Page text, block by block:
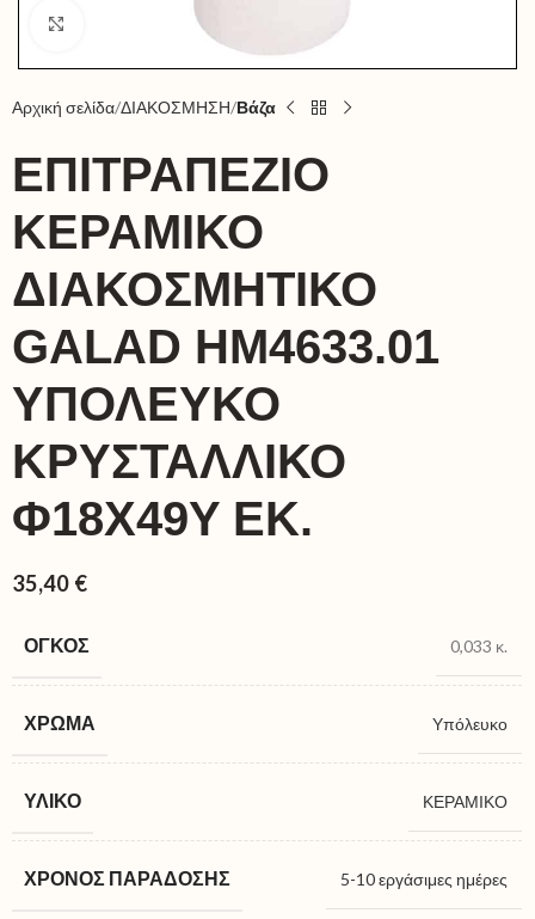
Click to enlarge
Αρχική σελίδα ΔΙΑΚΟΣΜΗΣΗ Βάζα
ΕΠΙΤΡΑΠΕΖΙΟ
ΚΕΡΑΜΙΚΟ
ΔΙΑΚΟΣΜΗΤΙΚΟ
GALAD HM4633.01
ΥΠΟΛΕΥΚΟ
ΚΡΥΣΤΑΛΛΙΚΟ
Φ18X49Y ΕΚ.
35,40 €
ΌΓΚΟΣ 0,033 κ.
ΧΡΏΜΑ Υπόλευκο
ΥΛΙΚΌ ΚΕΡΑΜΙΚΟ
ΧΡΌΝΟΣ ΠΑΡΆΔΟΣΗΣ 5-10 εργάσιμες ημέρες